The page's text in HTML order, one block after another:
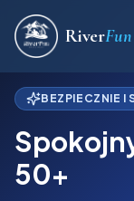
RiverFun
BEZPIECZNIE I
50+